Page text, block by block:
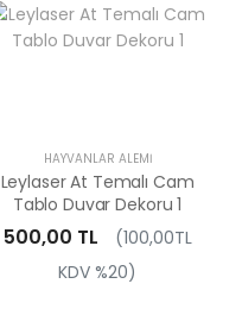
HAYVANLAR ALEMI
Leylaser At Temalı Cam
Tablo Duvar Dekoru 1
500,00 TL
(100,00TL
KDV %20)